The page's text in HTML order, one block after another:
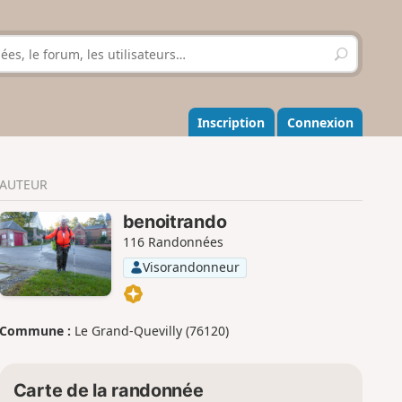
R
e
h
e
r
r
Inscription Connexion
AUTEUR
benoitrando
116 Randonnées
Visorandonneur
Commune : Le Grand-Quevilly (76120)
Carte de la randonnée